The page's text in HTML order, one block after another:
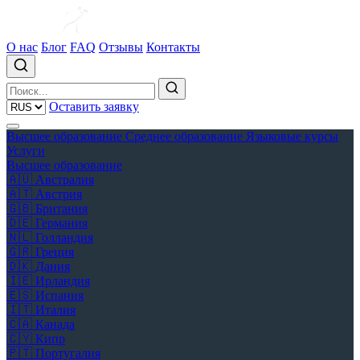
О нас Блог FAQ Отзывы Контакты
Оставить заявку
Высшее образование Среднее образование Языковые курсы
Услуги
Высшее образование
🇦🇺 Австралия
🇦🇹 Австрия
🇬🇧 Британия
🇩🇪 Германия
🇳🇱 Голландия
🇬🇷 Греция
🇩🇰 Дания
🇮🇪 Ирландия
🇪🇸 Испания
🇮🇹 Италия
🇨🇦 Канада
🇨🇾 Кипр
🇵🇹 Португалия